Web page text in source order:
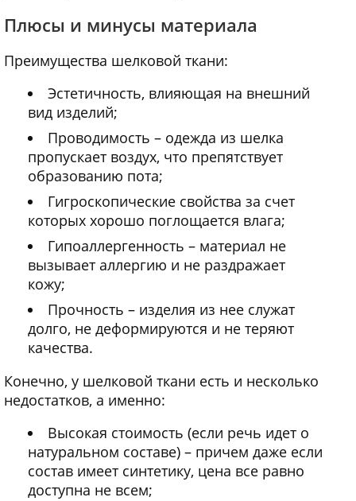
Плюсы и минусы материала
Преимущества шелковой ткани:
Эстетичность, влияющая на внешний
вид изделий;
Проводимость – одежда из шелка
пропускает воздух, что препятствует
образованию пота;
Гигроскопические свойства за счет
которых хорошо поглощается влага;
Гипоаллергенность – материал не
вызывает аллергию и не раздражает
кожу;
Прочность – изделия из нее служат
долго, не деформируются и не теряют
качества.
Конечно, у шелковой ткани есть и несколько
недостатков, а именно:
Высокая стоимость (если речь идет о
натуральном составе) – причем даже если
состав имеет синтетику, цена все равно
доступна не всем;